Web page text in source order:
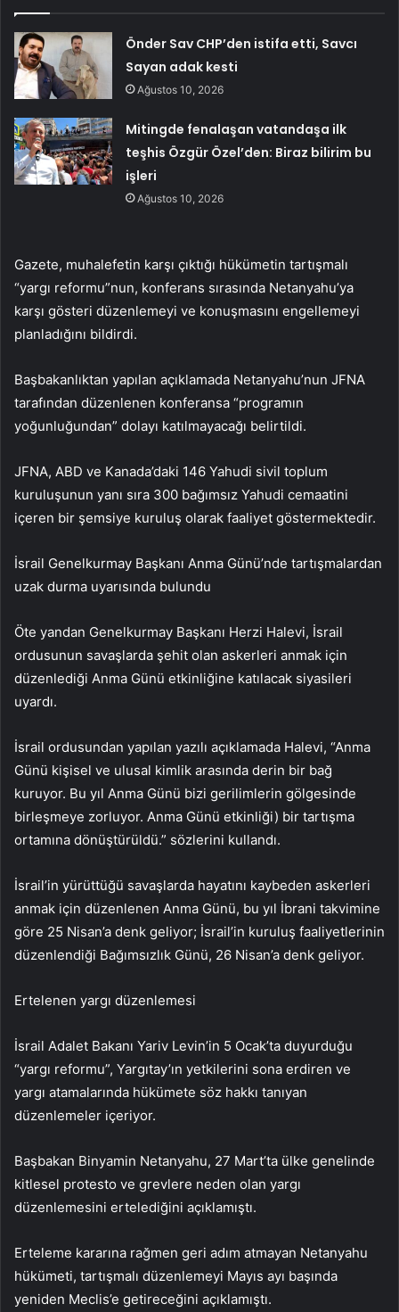
Önder Sav CHP’den istifa etti, Savcı
Sayan adak kesti
Ağustos 10, 2026
Mitingde fenalaşan vatandaşa ilk
teşhis Özgür Özel’den: Biraz bilirim bu
işleri
Ağustos 10, 2026
Gazete, muhalefetin karşı çıktığı hükümetin tartışmalı
“yargı reformu”nun, konferans sırasında Netanyahu’ya
karşı gösteri düzenlemeyi ve konuşmasını engellemeyi
planladığını bildirdi.
Başbakanlıktan yapılan açıklamada Netanyahu’nun JFNA
tarafından düzenlenen konferansa “programın
yoğunluğundan” dolayı katılmayacağı belirtildi.
JFNA, ABD ve Kanada’daki 146 Yahudi sivil toplum
kuruluşunun yanı sıra 300 bağımsız Yahudi cemaatini
içeren bir şemsiye kuruluş olarak faaliyet göstermektedir.
İsrail Genelkurmay Başkanı Anma Günü’nde tartışmalardan
uzak durma uyarısında bulundu
Öte yandan Genelkurmay Başkanı Herzi Halevi, İsrail
ordusunun savaşlarda şehit olan askerleri anmak için
düzenlediği Anma Günü etkinliğine katılacak siyasileri
uyardı.
İsrail ordusundan yapılan yazılı açıklamada Halevi, “Anma
Günü kişisel ve ulusal kimlik arasında derin bir bağ
kuruyor. Bu yıl Anma Günü bizi gerilimlerin gölgesinde
birleşmeye zorluyor. Anma Günü etkinliği) bir tartışma
ortamına dönüştürüldü.” sözlerini kullandı.
İsrail’in yürüttüğü savaşlarda hayatını kaybeden askerleri
anmak için düzenlenen Anma Günü, bu yıl İbrani takvimine
göre 25 Nisan’a denk geliyor; İsrail’in kuruluş faaliyetlerinin
düzenlendiği Bağımsızlık Günü, 26 Nisan’a denk geliyor.
Ertelenen yargı düzenlemesi
İsrail Adalet Bakanı Yariv Levin’in 5 Ocak’ta duyurduğu
“yargı reformu”, Yargıtay’ın yetkilerini sona erdiren ve
yargı atamalarında hükümete söz hakkı tanıyan
düzenlemeler içeriyor.
Başbakan Binyamin Netanyahu, 27 Mart’ta ülke genelinde
kitlesel protesto ve grevlere neden olan yargı
düzenlemesini ertelediğini açıklamıştı.
Erteleme kararına rağmen geri adım atmayan Netanyahu
hükümeti, tartışmalı düzenlemeyi Mayıs ayı başında
yeniden Meclis’e getireceğini açıklamıştı.